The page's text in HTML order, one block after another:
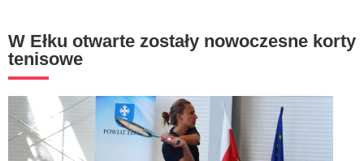
W Ełku otwarte zostały nowoczesne korty
tenisowe